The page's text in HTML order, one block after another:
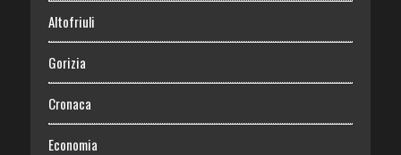
Altofriuli
Gorizia
Cronaca
Economia